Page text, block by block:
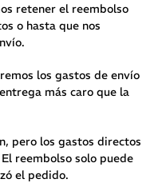
retener el reembolso
o hasta que nos
los gastos de envío
más caro que la
pero los gastos directos
reembolso solo puede
el pedido.